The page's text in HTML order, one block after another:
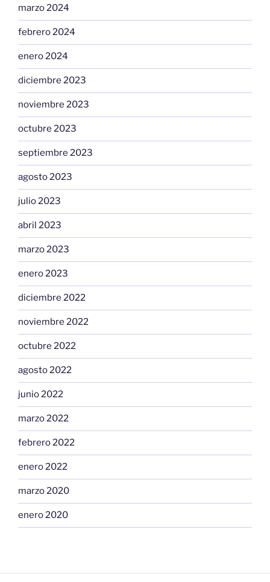
marzo 2024
febrero 2024
enero 2024
diciembre 2023
noviembre 2023
octubre 2023
septiembre 2023
agosto 2023
julio 2023
abril 2023
marzo 2023
enero 2023
diciembre 2022
noviembre 2022
octubre 2022
agosto 2022
junio 2022
marzo 2022
febrero 2022
enero 2022
marzo 2020
enero 2020